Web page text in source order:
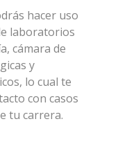
hacer uso
laboratorios
cámara de
y
lo cual te
con casos
tu carrera.